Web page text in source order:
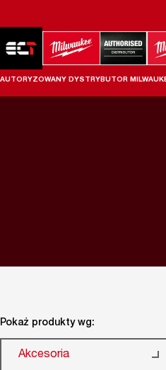
AUTORYZOWANY DYSTRYBUTOR
Pokaż produkty wg:
Akcesoria